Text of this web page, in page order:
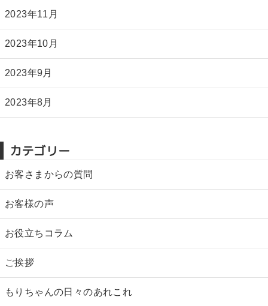
2023年11月
2023年10月
2023年9月
2023年8月
カテゴリー
お客さまからの質問
お客様の声
お役立ちコラム
ご挨拶
もりちゃんの日々のあれこれ